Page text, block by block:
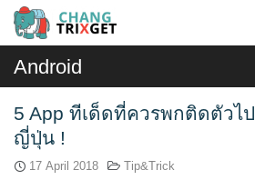
Skip
content
Android
5 App ทีเด็ดที่ควรพกติดตัวไป
ญี่ปุ่น !
17 April 2018 Tip&Trick